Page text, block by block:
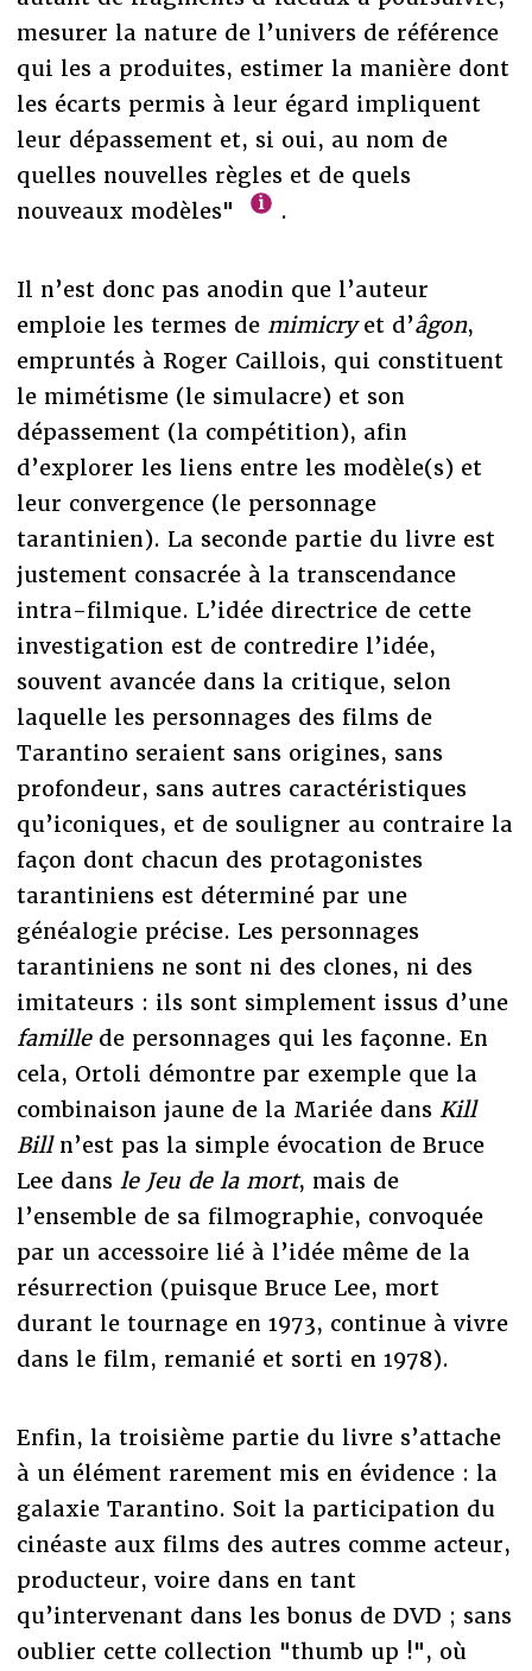
mesurer la nature de l’univers de référence
qui les a produites, estimer la manière dont
les écarts permis à leur égard impliquent
leur dépassement et, si oui, au nom de
quelles nouvelles règles et de quels
nouveaux modèles"
.
Il n’est donc pas anodin que l’auteur
emploie les termes de mimicryet d’âgon,
empruntés à Roger Caillois, qui constituent
le mimétisme (le simulacre) et son
dépassement (la compétition), afin
d’explorer les liens entre les modèle(s) et
leur convergence (le personnage
tarantinien). La seconde partie du livre est
justement consacrée à la transcendance
intra-filmique. L’idée directrice de cette
investigation est de contredire l’idée,
souvent avancée dans la critique, selon
laquelle les personnages des films de
Tarantino seraient sans origines, sans
profondeur, sans autres caractéristiques
qu’iconiques, et de souligner au contraire la
façon dont chacun des protagonistes
tarantiniens est déterminé par une
généalogie précise. Les personnages
tarantiniens ne sont ni des clones, ni des
imitateurs : ils sont simplement issus d’une
famillede personnages qui les façonne. En
cela, Ortoli démontre par exemple que la
combinaison jaune de la Mariée dans Kill
Bill n’est pas la simple évocation de Bruce
Lee dans le Jeu de la mort, mais de
l’ensemble de sa filmographie, convoquée
par un accessoire lié à l’idée même de la
résurrection (puisque Bruce Lee, mort
durant le tournage en 1973, continue à vivre
dans le film, remanié et sorti en 1978).
Enfin, la troisième partie du livre s’attache
à un élément rarement mis en évidence : la
galaxie Tarantino. Soit la participation du
cinéaste aux films des autres comme acteur,
producteur, voire dans en tant
qu’intervenant dans les bonus de DVD ; sans
oublier cette collection "thumb up !", où